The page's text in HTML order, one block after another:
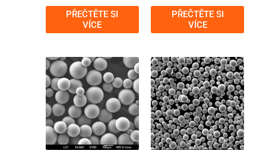
PŘEČTĚTE SI
VÍCE
PŘEČTĚTE SI
VÍCE